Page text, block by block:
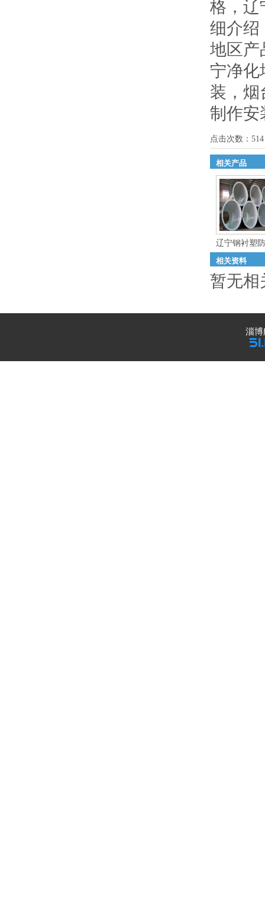
格，辽
细介绍
地区
宁净化
装 ， 烟
制作安
点击次数： 514
相关产品
辽宁钢衬塑
相关资料
暂无相
淄博